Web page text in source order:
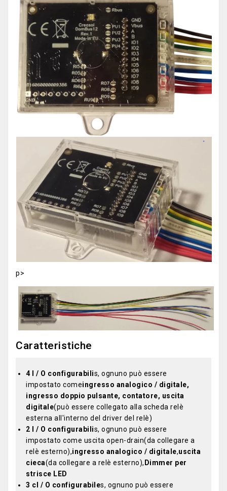
p>
Caratteristiche
4 I / O configurabilis, ognuno può essere
impostato comeingresso analogico / digitale,
ingresso doppio pulsante, contatore, uscita
digitale(può essere collegato alla scheda relè
esterna all'interno del driver del relè)
2 I / O configurabilis, ognuno può essere
impostato come uscita open-drain(da collegare a
relè esterno),ingresso analogico / digitale,uscita
cieca(da collegare a relè esterno),Dimmer per
strisce LED
3 cI / O configurabiles, ognuno può essere